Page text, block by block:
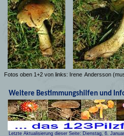
Fotos oben 1+2 von links: Irene Andersson
Weitere Bestimmungshilfen und
Letzte Aktualisierung dieser Seite: Dienstag, 6.